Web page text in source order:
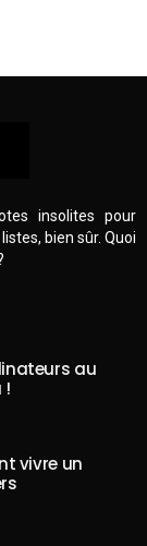
insolites pour
bien sûr. Quoi
au
!
vivre un